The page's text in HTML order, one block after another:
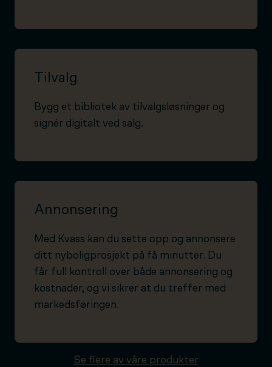
Tilvalg
Bygg et bibliotek av tilvalgsløsninger og
signér digitalt ved salg.
Annonsering
Med Kvass kan du sette opp og annonsere
ditt nyboligprosjekt på få minutter. Du
får full kontroll over både annonsering og
kostnader, og vi sikrer at du treffer med
markedsføringen.
Se flere av våre produkter